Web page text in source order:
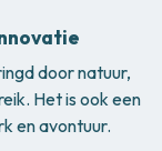
door natuur,
Het is ook een
en avontuur.